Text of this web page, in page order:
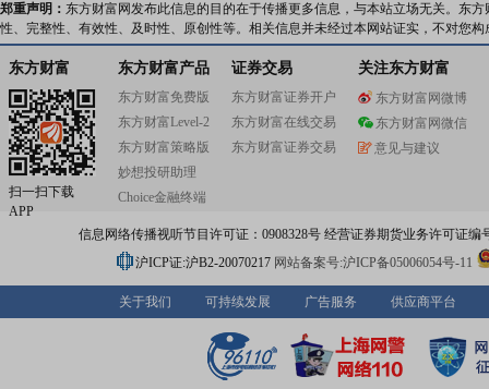
郑重声明： 东方财富网发布此信息的目的在于传播更多信息，与本站立场无关。东
性、完整性、有效性、及时性、原创性等。相关信息并未经过本网站证实，不对您
东方财富
扫一扫下载
APP
东方财富产品
东方财富免费版
东方财富Level-2
东方财富策略版
妙想投研助理
Choice金融终端
证券交易
东方财富证券开户
东方财富在线交易
东方财富证券交易
关注东方财富
东方财富网微博
东方财富网微信
意见与建议
信息网络传播视听节目许可证：0908328号 经营证券期货业务许可证编
沪ICP证:沪B2-20070217 网站备案号:沪ICP备05006054号-11
关于我们 可持续发展 广告服务 供应商平台